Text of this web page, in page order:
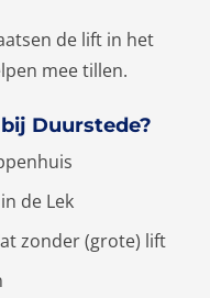
de lift in het
mee tillen.
Duurstede?
de Lek
zonder (grote) lift